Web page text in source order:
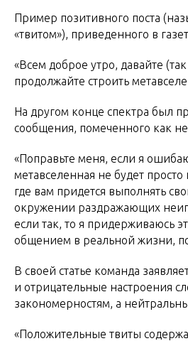
Пример позитивного поста
«твитом»), приведенного в
«Всем доброе утро, давайте
продолжайте строить
На другом конце спектра был
сообщения, помеченного как
«Поправьте меня, если я
метавселенная не будет
где вам придется выполнять
окружении раздражающих
если так, то я придерживаюсь
общением в реальной жизни,
В своей статье команда
и отрицательные настроения
закономерностям, а
«Положительные твиты